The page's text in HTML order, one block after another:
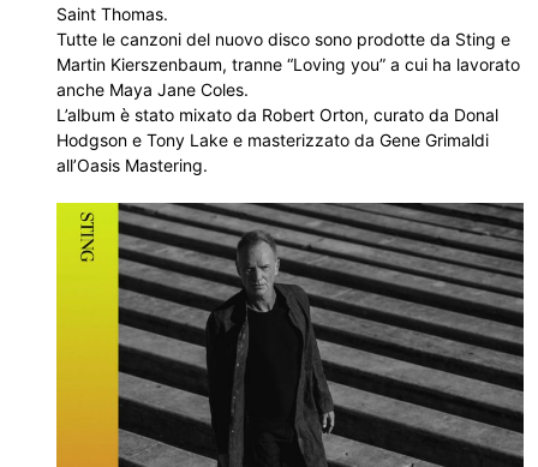
Saint Thomas.
Tutte le canzoni del nuovo disco sono prodotte da Sting e
Martin Kierszenbaum, tranne “Loving you” a cui ha lavorato
anche Maya Jane Coles.
L’album è stato mixato da Robert Orton, curato da Donal
Hodgson e Tony Lake e masterizzato da Gene Grimaldi
all’Oasis Mastering.